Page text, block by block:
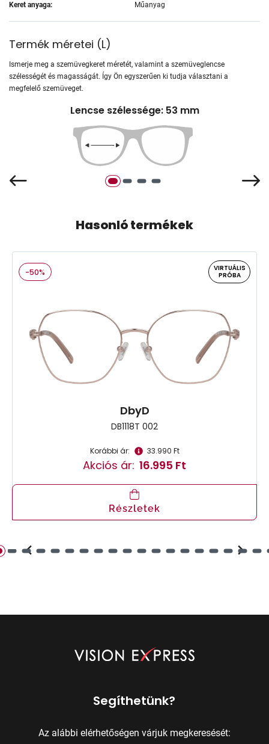
Keret anyaga: Műanyag
Termék méretei (L)
Ismerje meg a szemüvegkeret méretét, valamint a szemüveglencse
szélességét és magasságát. Így Ön egyszerűen ki tudja választani a
megfelelő szemüveget.
Lencse szélessége: 53 mm
Hasonló termékek
-50%
VIRTUÁLIS
PRÓBA
DbyD
DB1118T 002
Korábbi ár: 33.990 Ft
Akciós ár: 16.995 Ft
Részletek
Segíthetünk?
Az alábbi elérhetőségen várjuk megkeresését: